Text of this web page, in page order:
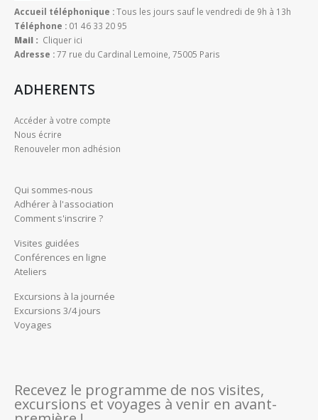
Accueil téléphonique :Tous les jours sauf le vendredi de 9h à 13h
Téléphone : 01 46 33 20 95
Mail : Cliquer ici
Adresse :77 rue du Cardinal Lemoine, 75005 Paris
ADHERENTS
Accéder à votre compte
Nous écrire
Renouveler mon adhésion
Qui sommes-nous
Adhérer à l'association
Comment s'inscrire ?
Visites guidées
Conférences en ligne
Ateliers
Excursions à la journée
Excursions 3/4 jours
Voyages
Recevez le programme de nos visites,
excursions et voyages à venir en avant-